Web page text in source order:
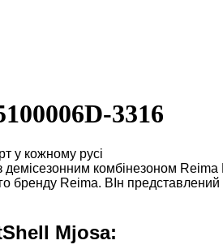
3316
у кожному русі
демісезонним комбінезоном
бренду Reima. ВІн
Mjosa: